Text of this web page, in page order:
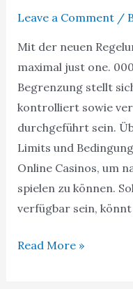
Leave a Comment /
Mit der neuen
maximal just one.
Begrenzung stellt
kontrolliert sowie
durchgeführt sein.
Limits und
Online Casinos, um
spielen zu können.
verfügbar sein,
&
Sicher
Einzahlen
Read More »